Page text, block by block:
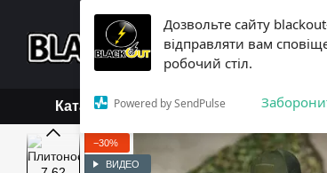
Дозвольте сайту
відправляти вам
робочий стіл.
Powered by SendPulse
Перейти к основному контенту
+38 (068)
Каталог
Каталог
−30%
ВИДЕО